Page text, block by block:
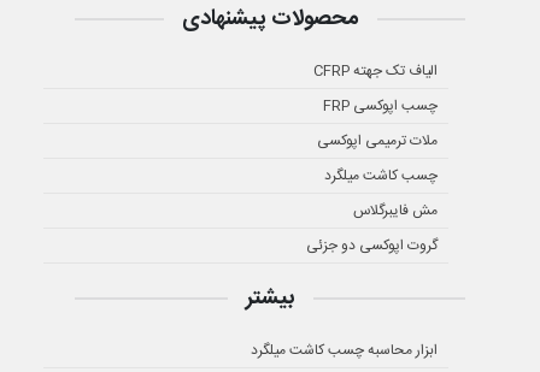
محصولات پیشنهادی
الیاف تک جهته CFRP
چسب اپوکسی FRP
ملات ترمیمی اپوکسی
چسب کاشت میلگرد
مش فایبرگلاس
گروت اپوکسی دو جزئی
بیشتر
ابزار محاسبه چسب کاشت میلگرد